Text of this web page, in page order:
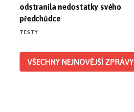
odstranila nedostatky svého
předchůdce
TESTY
VŠECHNY NEJNOVĚJŠÍ ZPRÁVY